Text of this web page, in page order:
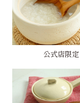
公式店限定